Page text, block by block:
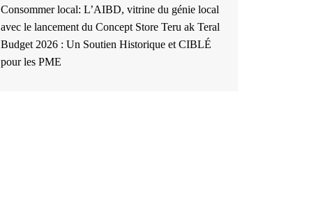
Consommer local: L’AIBD, vitrine du génie local
avec le lancement du Concept Store Teru ak Teral
Budget 2026 : Un Soutien Historique et CIBLÉ
pour les PME